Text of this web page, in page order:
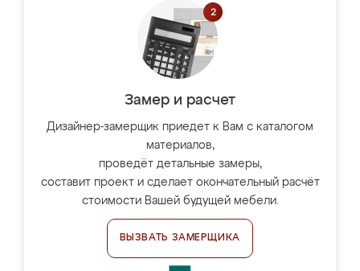
Замер и расчет
Дизайнер-замерщик приедет к Вам с каталогом
материалов,
проведёт детальные замеры,
составит проект и сделает окончательный расчёт
стоимости Вашей будущей мебели.
ВЫЗВАТЬ ЗАМЕРЩИКА